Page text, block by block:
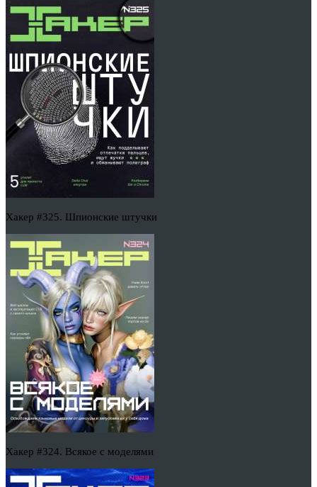
Хакер #325. Шпионские штучки
Хакер #324. Всякое с моделями